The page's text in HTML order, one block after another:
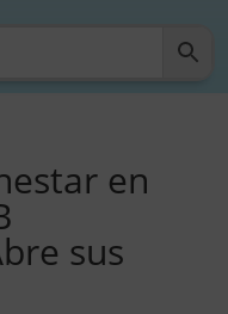
en
sus